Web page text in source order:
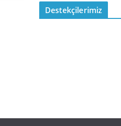
Destekçilerimiz